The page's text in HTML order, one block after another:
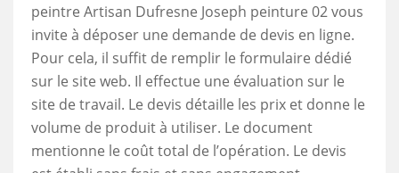
peintre Artisan Dufresne Joseph peinture 02 vous
invite à déposer une demande de devis en ligne.
Pour cela, il suffit de remplir le formulaire dédié
sur le site web. Il effectue une évaluation sur le
site de travail. Le devis détaille les prix et donne le
volume de produit à utiliser. Le document
mentionne le coût total de l’opération. Le devis